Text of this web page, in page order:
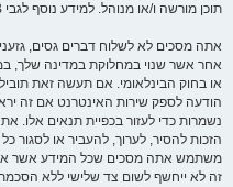
תוכן מורשה ו/או מנוהל. למידע נוסף לגבי phpBB, ראה:
אתה מסכים לא לשלוח דברים גסים,
או בחוק הבינלאומי. אם תעשה זאת
הזכות להסיר, לערוך, להעביר או לסגור
משתמש אתה מסכים שכל המידע אשר